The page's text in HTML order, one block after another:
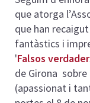
que atorga
que han
fantàstics i
'Falsos
de Girona
(apassionat i